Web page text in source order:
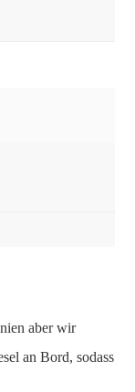
aber wir
an Bord, sodass